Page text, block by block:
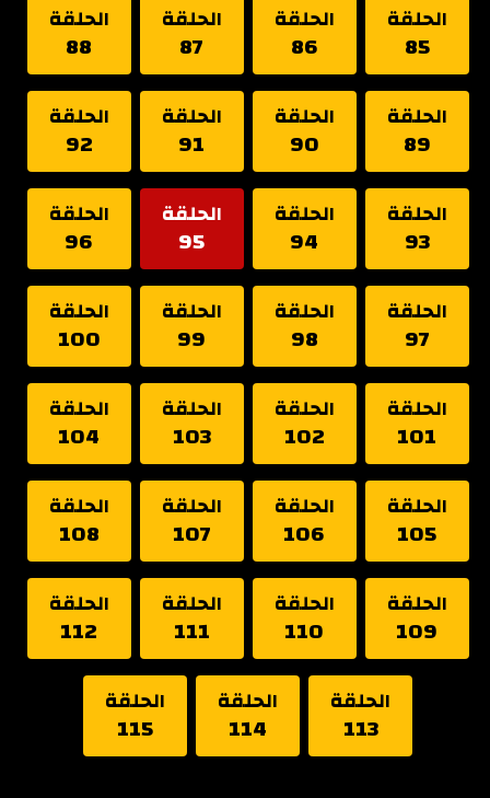
الحلقة
85
الحلقة
86
الحلقة
87
الحلقة
88
الحلقة
89
الحلقة
90
الحلقة
91
الحلقة
92
الحلقة
93
الحلقة
94
الحلقة
95
الحلقة
96
الحلقة
97
الحلقة
98
الحلقة
99
الحلقة
100
الحلقة
101
الحلقة
102
الحلقة
103
الحلقة
104
الحلقة
105
الحلقة
106
الحلقة
107
الحلقة
108
الحلقة
109
الحلقة
110
الحلقة
111
الحلقة
112
الحلقة
113
الحلقة
114
الحلقة
115